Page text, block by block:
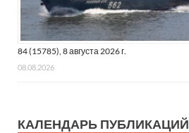
84 (15785), 8 августа 2026 г.
08.08.2026
КАЛЕНДАРЬ ПУБЛИКАЦИЙ